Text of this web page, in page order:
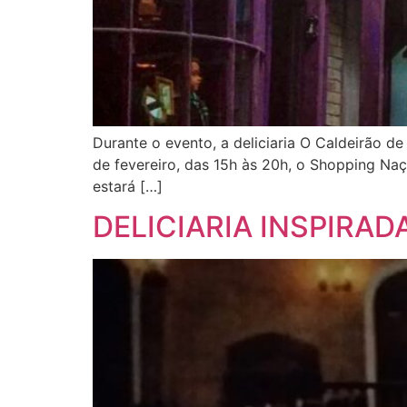
Durante o evento, a deliciaria O Caldeirão
de fevereiro, das 15h às 20h, o Shopping
estará […]
DELICIARIA